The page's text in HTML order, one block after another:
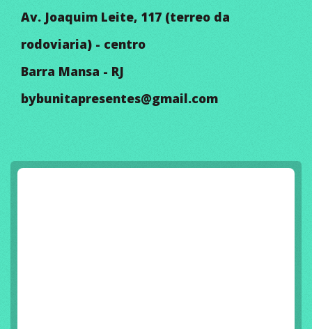
Av. Joaquim Leite, 117 (terreo da
rodoviaria) - centro
Barra Mansa - RJ
bybunitapresentes@gmail.com